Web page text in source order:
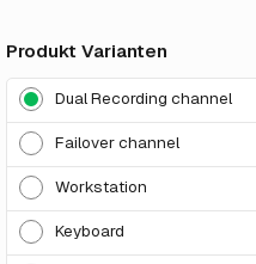
Produkt Varianten
Dual Recording channel
Failover channel
Workstation
Keyboard